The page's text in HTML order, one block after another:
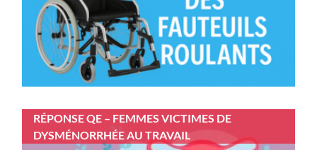
RÉPONSE QE – FEMMES VICTIMES DE
DYSMÉNORRHÉE AU TRAVAIL